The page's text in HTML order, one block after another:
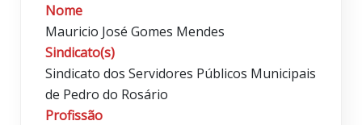
Nome
Mauricio José Gomes Mendes
Sindicato(s)
Sindicato dos Servidores Públicos Municipais
de Pedro do Rosário
Profissão